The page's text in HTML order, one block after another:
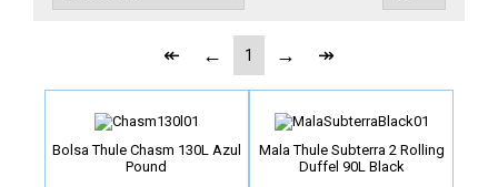
1
Bolsa Thule Chasm 130L Azul
Pound
Mala Thule Subterra 2 Rolling
Duffel 90L Black